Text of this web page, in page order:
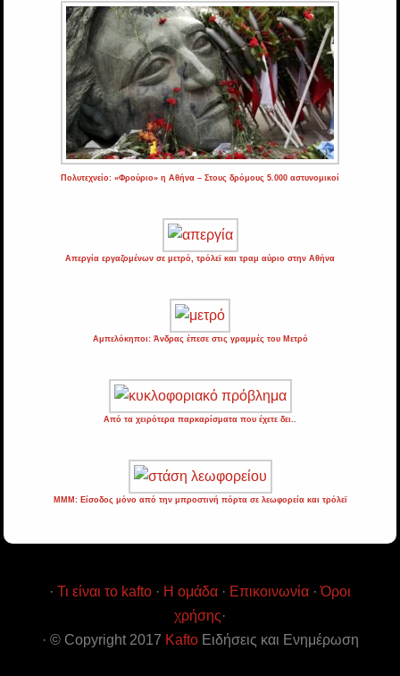
Πολυτεχνείο: «Φρούριο» η Αθήνα – Στους δρόμους 5.000 αστυνομικοί
Απεργία εργαζομένων σε μετρό, τρόλεϊ και τραμ αύριο στην Αθήνα
Αμπελόκηποι: Άνδρας έπεσε στις γραμμές του Μετρό
Από τα χειρότερα παρκαρίσματα που έχετε δει..
ΜΜΜ: Είσοδος μόνο από την μπροστινή πόρτα σε λεωφορεία και τρόλεϊ
· Τι είναι το kafto · Η ομάδα · Επικοινωνία ·Όροι
χρήσης·
· © Copyright 2017 KaftoΕιδήσεις και Ενημέρωση